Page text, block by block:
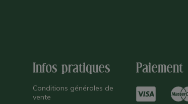
Infos pratiques
Conditions générales de
vente
Paiement